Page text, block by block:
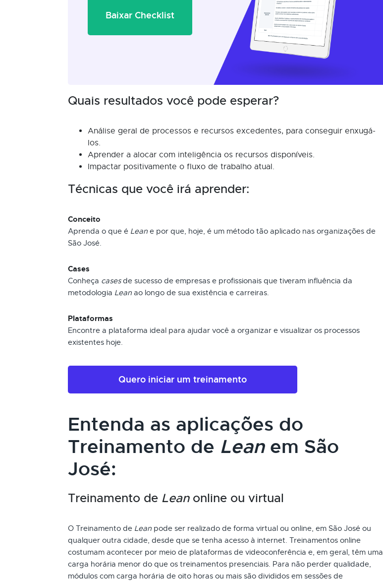
Baixar Checklist
Quais resultados você pode esperar?
Análise geral de processos e recursos excedentes, para conseguir enxugá-
los.
Aprender a alocar com inteligência os recursos disponíveis.
Impactar positivamente o fluxo de trabalho atual.
Técnicas que você irá aprender:
Conceito
Aprenda o que é Lean e por que, hoje, é um método tão aplicado nas organizações de
São José.
Cases
Conheça casesde sucesso de empresas e profissionais que tiveram influência da
metodologia Lean ao longo de sua existência e carreiras.
Plataformas
Encontre a plataforma ideal para ajudar você a organizar e visualizar os processos
existentes hoje.
Quero iniciar um treinamento
Entenda as aplicações do
Treinamento de Leanem São
José:
Treinamento de Leanonline ou virtual
O Treinamento de Lean pode ser realizado de forma virtual ou online, em São José ou
qualquer outra cidade, desde que se tenha acesso à internet. Treinamentos online
costumam acontecer por meio de plataformas de videoconferência e, em geral, têm uma
carga horária menor do que os treinamentos presenciais. Para não perder qualidade,
módulos com carga horária de oito horas ou mais são divididos em sessões de